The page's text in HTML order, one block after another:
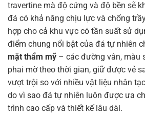
travertine mà độ cứng và độ bền sẽ
đá có khả năng chịu lực và chống
hợp cho cả khu vực có tần suất sử
điểm chung nổi bật của đá tự nhiên
mặt thẩm mỹ – các đường vân, màu
phai mờ theo thời gian, giữ được vẻ
vượt trội so với nhiều vật liệu nhân
do vì sao đá tự nhiên luôn được ưa
trình cao cấp và thiết kế lâu dài.